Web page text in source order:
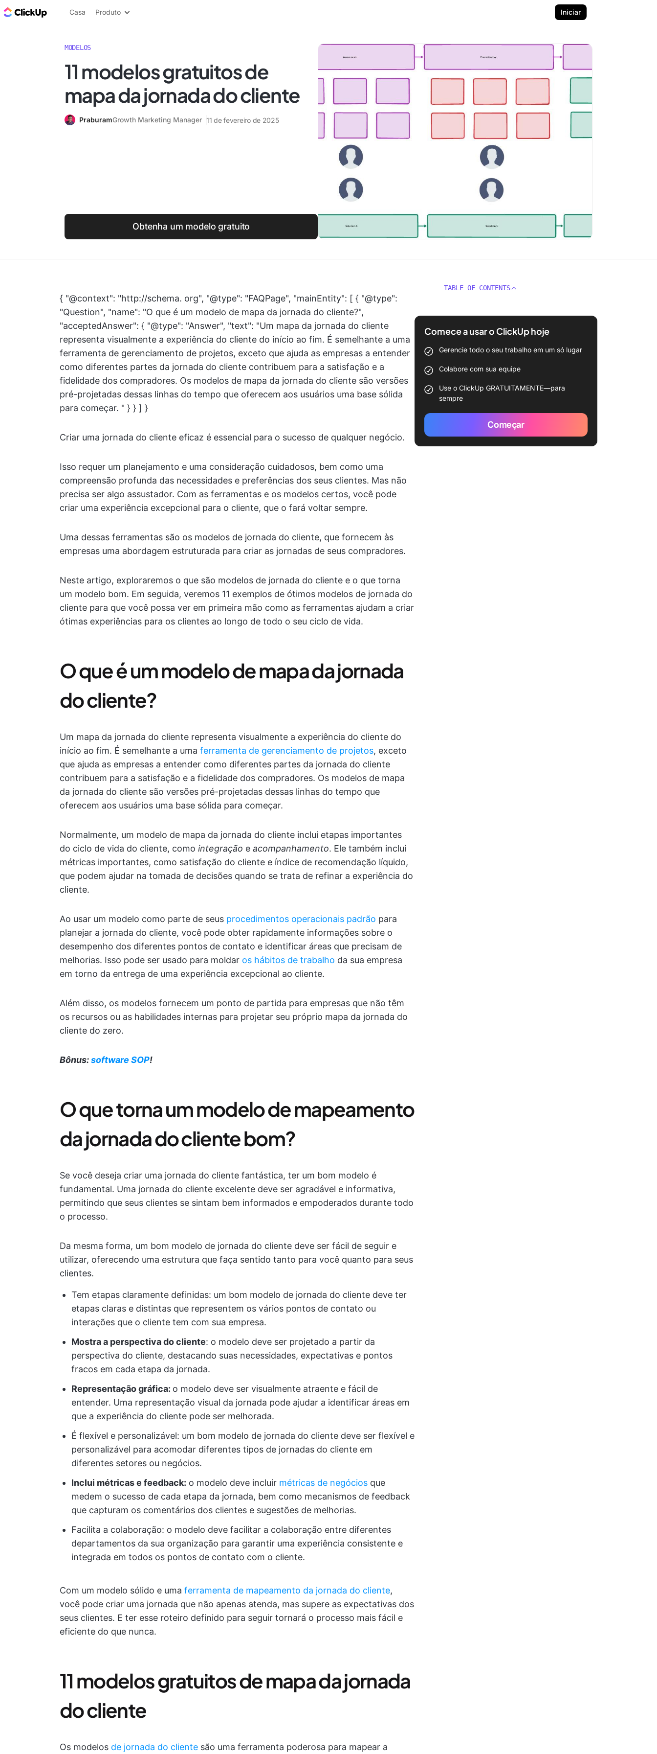
ClickUp Blogue
Casa Produto Iniciar
MODELOS
11 modelos gratuitos de
mapa da jornada do cliente
PraburamGrowth Marketing Manager 11 de fevereiro de 2025
Obtenha um modelo gratuito
{ "@context": "http://schema. org", "@type": "FAQPage", "mainEntity": [ { "@type":
"Question", "name": "O que é um modelo de mapa da jornada do cliente?",
"acceptedAnswer": { "@type": "Answer", "text": "Um mapa da jornada do cliente
representa visualmente a experiência do cliente do início ao fim. É semelhante a uma
ferramenta de gerenciamento de projetos, exceto que ajuda as empresas a entender
como diferentes partes da jornada do cliente contribuem para a satisfação e a
fidelidade dos compradores. Os modelos de mapa da jornada do cliente são versões
pré-projetadas dessas linhas do tempo que oferecem aos usuários uma base sólida
para começar. " } } ] }
Criar uma jornada do cliente eficaz é essencial para o sucesso de qualquer negócio.
Isso requer um planejamento e uma consideração cuidadosos, bem como uma
compreensão profunda das necessidades e preferências dos seus clientes. Mas não
precisa ser algo assustador. Com as ferramentas e os modelos certos, você pode
criar uma experiência excepcional para o cliente, que o fará voltar sempre.
Uma dessas ferramentas são os modelos de jornada do cliente, que fornecem às
empresas uma abordagem estruturada para criar as jornadas de seus compradores.
Neste artigo, exploraremos o que são modelos de jornada do cliente e o que torna
um modelo bom. Em seguida, veremos 11 exemplos de ótimos modelos de jornada do
cliente para que você possa ver em primeira mão como as ferramentas ajudam a criar
ótimas experiências para os clientes ao longo de todo o seu ciclo de vida.
O que é um modelo de mapa da jornada
do cliente?
Um mapa da jornada do cliente representa visualmente a experiência do cliente do
início ao fim. É semelhante a uma ferramenta de gerenciamento de projetos, exceto
que ajuda as empresas a entender como diferentes partes da jornada do cliente
contribuem para a satisfação e a fidelidade dos compradores. Os modelos de mapa
da jornada do cliente são versões pré-projetadas dessas linhas do tempo que
oferecem aos usuários uma base sólida para começar.
Normalmente, um modelo de mapa da jornada do cliente inclui etapas importantes
do ciclo de vida do cliente, como integração e acompanhamento. Ele também inclui
métricas importantes, como satisfação do cliente e índice de recomendação líquido,
que podem ajudar na tomada de decisões quando se trata de refinar a experiência do
cliente.
Ao usar um modelo como parte de seus procedimentos operacionais padrão para
planejar a jornada do cliente, você pode obter rapidamente informações sobre o
desempenho dos diferentes pontos de contato e identificar áreas que precisam de
melhorias. Isso pode ser usado para moldar os hábitos de trabalho da sua empresa
em torno da entrega de uma experiência excepcional ao cliente.
Além disso, os modelos fornecem um ponto de partida para empresas que não têm
os recursos ou as habilidades internas para projetar seu próprio mapa da jornada do
cliente do zero.
Bônus:software SOP!
O que torna um modelo de mapeamento
da jornada do cliente bom?
Se você deseja criar uma jornada do cliente fantástica, ter um bom modelo é
fundamental. Uma jornada do cliente excelente deve ser agradável e informativa,
permitindo que seus clientes se sintam bem informados e empoderados durante todo
o processo.
Da mesma forma, um bom modelo de jornada do cliente deve ser fácil de seguir e
utilizar, oferecendo uma estrutura que faça sentido tanto para você quanto para seus
clientes.
Tem etapas claramente definidas: um bom modelo de jornada do cliente deve ter
etapas claras e distintas que representem os vários pontos de contato ou
interações que o cliente tem com sua empresa.
Mostra a perspectiva do cliente: o modelo deve ser projetado a partir da
perspectiva do cliente, destacando suas necessidades, expectativas e pontos
fracos em cada etapa da jornada.
Representação gráfica: o modelo deve ser visualmente atraente e fácil de
entender. Uma representação visual da jornada pode ajudar a identificar áreas em
que a experiência do cliente pode ser melhorada.
É flexível e personalizável: um bom modelo de jornada do cliente deve ser flexível e
personalizável para acomodar diferentes tipos de jornadas do cliente em
diferentes setores ou negócios.
Inclui métricas e feedback: o modelo deve incluir métricas de negócios que
medem o sucesso de cada etapa da jornada, bem como mecanismos de feedback
que capturam os comentários dos clientes e sugestões de melhorias.
Facilita a colaboração: o modelo deve facilitar a colaboração entre diferentes
departamentos da sua organização para garantir uma experiência consistente e
integrada em todos os pontos de contato com o cliente.
Com um modelo sólido e uma ferramenta de mapeamento da jornada do cliente,
você pode criar uma jornada que não apenas atenda, mas supere as expectativas dos
seus clientes. E ter esse roteiro definido para seguir tornará o processo mais fácil e
eficiente do que nunca.
11 modelos gratuitos de mapa da jornada
do cliente
Os modelos de jornada do cliente são uma ferramenta poderosa para mapear a
TABLE OF CONTENTS
Comece a usar o ClickUp hoje
Gerencie todo o seu trabalho em um só lugar
Colabore com sua equipe
Use o ClickUp GRATUITAMENTE—para
sempre
Começar